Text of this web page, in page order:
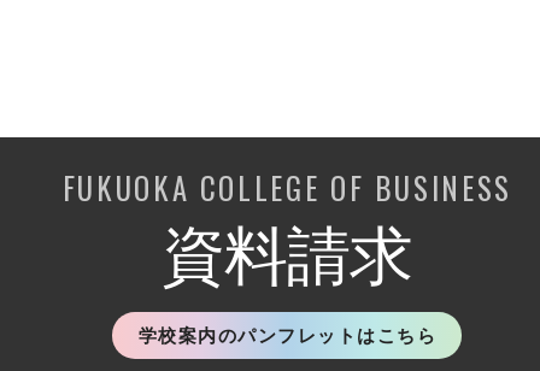
FUKUOKA COLLEGE OF BUSINESS
資料請求
学校案内のパンフレットはこちら